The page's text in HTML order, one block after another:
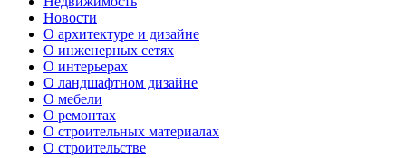
Новости
О архитектуре и дизайне
О инженерных сетях
О интерьерах
О ландшафтном дизайне
О мебели
О ремонтах
О строительных материалах
О строительстве